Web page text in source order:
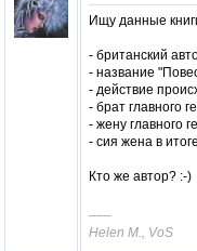
Ищу данные
- британский
- название
- действие
- брат главного
- жену главного
- сия жена в
Кто же автор? :-)
–––
Helen M., VoS